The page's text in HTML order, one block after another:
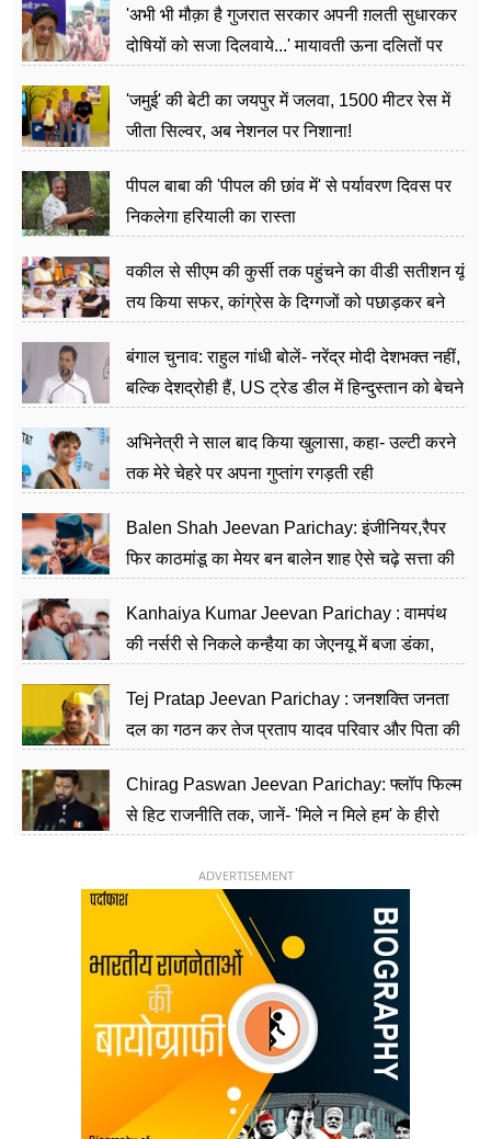
'अभी भी मौक़ा है गुजरात सरकार अपनी ग़लती सुधारकर
दोषियों को सजा दिलवाये...' मायावती ऊना दलितों पर
'जमुई' की बेटी का जयपुर में जलवा, 1500 मीटर रेस में
जीता सिल्वर, अब नेशनल पर निशाना!
पीपल बाबा की 'पीपल की छांव में' से पर्यावरण दिवस पर
निकलेगा हरियाली का रास्ता
वकील से सीएम की कुर्सी तक पहुंचने का वीडी सतीशन यूं
तय किया सफर, कांग्रेस के दिग्गजों को पछाड़कर बने
बंगाल चुनाव: राहुल गांधी बोलें- नरेंद्र मोदी देशभक्त नहीं,
बल्कि देशद्रोही हैं, US ट्रेड डील में हिन्दुस्तान को बेचने
अभिनेत्री ने साल बाद किया खुलासा, कहा- उल्टी करने
तक मेरे चेहरे पर अपना गुप्तांग रगड़ती रही
Balen Shah Jeevan Parichay: इंजीनियर,रैपर
फिर काठमांडू का मेयर बन बालेन शाह ऐसे चढ़े सत्ता की
Kanhaiya Kumar Jeevan Parichay : वामपंथ
की नर्सरी से निकले कन्हैया का जेएनयू में बजा डंका,
Tej Pratap Jeevan Parichay : जनशक्ति जनता
दल का गठन कर तेज प्रताप यादव परिवार और पिता की
Chirag Paswan Jeevan Parichay: फ्लॉप फिल्म
से हिट राजनीति तक, जानें- 'मिले न मिले हम' के हीरो
ADVERTISEMENT